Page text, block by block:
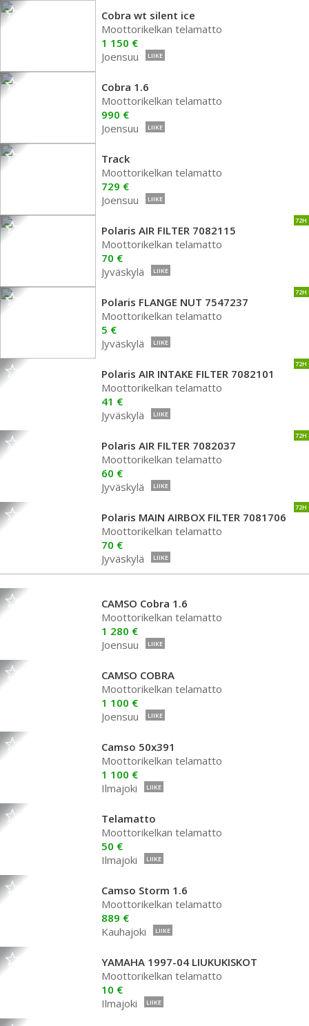
Cobra wt silent ice
Moottorikelkan telamatto
1 150 €
Joensuu
LIIKE
Cobra 1.6
Moottorikelkan telamatto
990 €
Joensuu
LIIKE
Track
Moottorikelkan telamatto
729 €
Joensuu
LIIKE
72H
Polaris AIR FILTER 7082115
Moottorikelkan telamatto
70 €
Jyväskylä
LIIKE
72H
Polaris FLANGE NUT 7547237
Moottorikelkan telamatto
5 €
Jyväskylä
LIIKE
72H
Polaris AIR INTAKE FILTER 7082101
Moottorikelkan telamatto
41 €
Jyväskylä
LIIKE
72H
Polaris AIR FILTER 7082037
Moottorikelkan telamatto
60 €
Jyväskylä
LIIKE
72H
Polaris MAIN AIRBOX FILTER 7081706
Moottorikelkan telamatto
70 €
Jyväskylä
LIIKE
CAMSO Cobra 1.6
Moottorikelkan telamatto
1 280 €
Joensuu
LIIKE
CAMSO COBRA
Moottorikelkan telamatto
1 100 €
Joensuu
LIIKE
Camso 50x391
Moottorikelkan telamatto
1 100 €
Ilmajoki
LIIKE
Telamatto
Moottorikelkan telamatto
50 €
Ilmajoki
LIIKE
Camso Storm 1.6
Moottorikelkan telamatto
889 €
Kauhajoki
LIIKE
YAMAHA 1997-04 LIUKUKISKOT
Moottorikelkan telamatto
10 €
Ilmajoki
LIIKE